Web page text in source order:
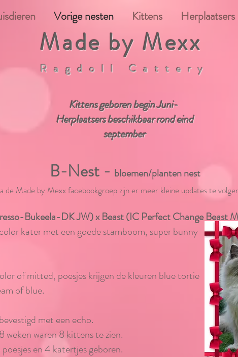
Made by Mexx
Vorige nesten Kittens Herplaatsers
Ragdoll Cattery
​Kittens geboren begin Juni-
Herplaatsers beschikbaar rond eind
september
B-Nest - bloemen/planten nest
de Made by Mexx facebookgroep zijn er meer kleine updates te
Bukeela-DK JW) x Beast (IC Perfect Change Beast
kater met een goede stamboom, super bunny
of mitted, poesjes krijgen de kleuren blue tortie
of blue.
met een echo.
waren 8 kittens te zien.
en 4 katertjes geboren.